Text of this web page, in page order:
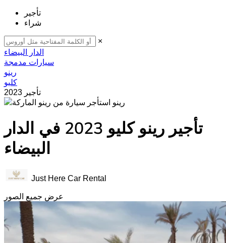
تأجير
شراء
×
الدار البيضاء
سيارات مدمجة
رينو
كليو
2023 تأجير
رينو
تأجير رينو كليو 2023 في الدار
البيضاء
Just Here Car Rental
عرض جميع الصور